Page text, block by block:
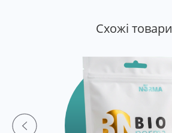
Cхожі товари